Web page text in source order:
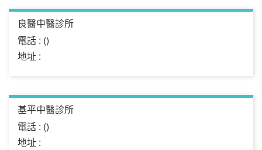
良醫中醫診所
電話 : ()
地址 :
基平中醫診所
電話 : ()
地址 :